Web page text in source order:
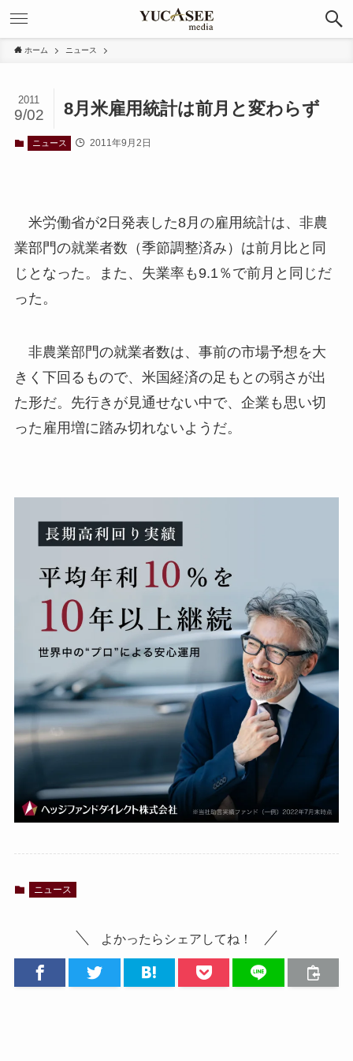
ホーム ニュース
8月米雇用統計は前月と変わらず
2011
9/02
ニュース 2011年9月2日
米労働省が2日発表した8月の雇用統計は、非農
業部門の就業者数（季節調整済み）は前月比と同
じとなった。また、失業率も9.1％で前月と同じだ
った。
非農業部門の就業者数は、事前の市場予想を大
きく下回るもので、米国経済の足もとの弱さが出
た形だ。先行きが見通せない中で、企業も思い切
った雇用増に踏み切れないようだ。
ニュース
よかったらシェアしてね！